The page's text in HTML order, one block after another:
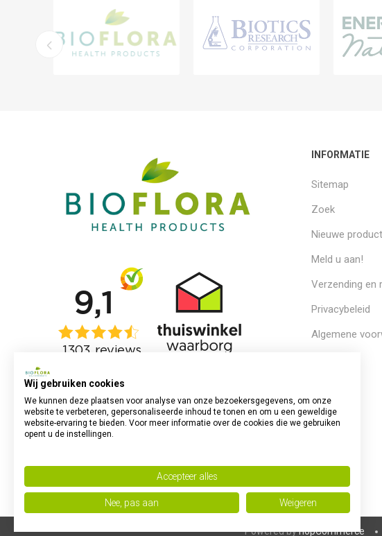
INFORMATIE
Sitemap
Zoek
Nieuwe
Meld u aan!
Verzending en
Privacybeleid
Algemene
Powered bynopCommerce
Wij gebruiken cookies
We kunnen deze plaatsen voor analyse van onze bezoekersgegevens, om onze
website te verbeteren, gepersonaliseerde inhoud te tonen en om u een geweldige
website-ervaring te bieden. Voor meer informatie over de cookies die we gebruiken
opent u de instellingen.
Accepteer alles
Nee, pas aan Weigeren